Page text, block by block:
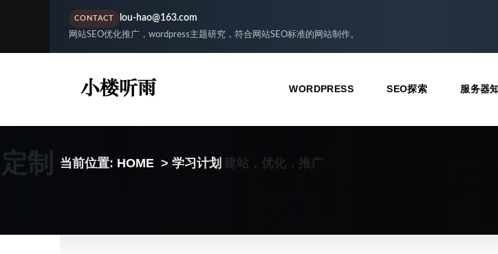
CONTACT lou-hao@163.com
网站SEO优化推广，wordpress主题研究，符合网站SEO标准的网站制作。
WORDPRESS SEO探索 服务器
制 当前位置: HOME > 学习计划 建站，优化，推广